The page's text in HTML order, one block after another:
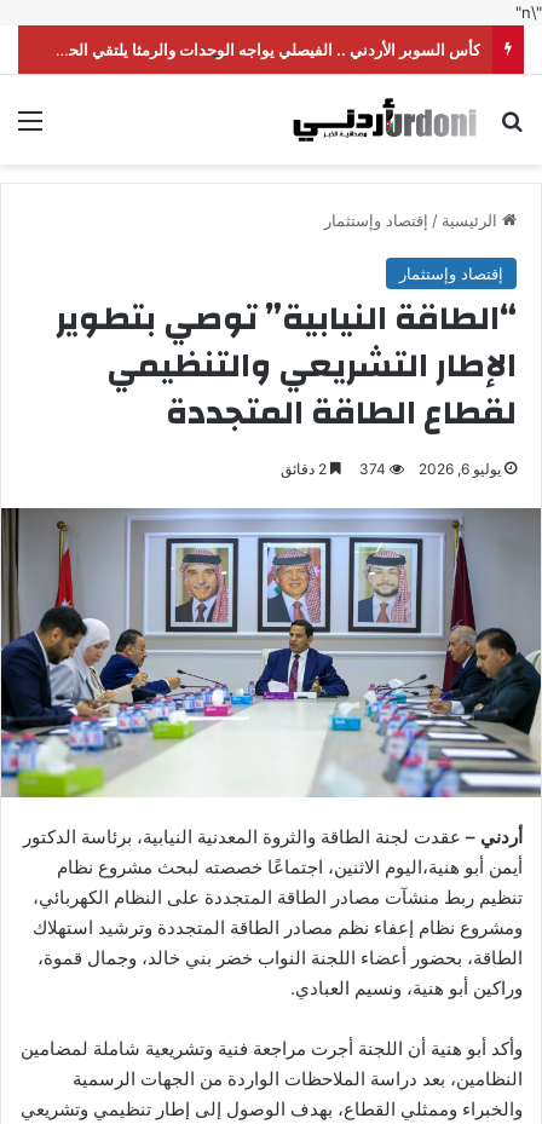
"\n"
كأس السوبر الأردني .. الفيصلي يواجه الوحدات والرمثا يلتقي الحسين
بحث عن
الرئيسية / إقتصاد وإستثمار
إقتصاد وإستثمار
“الطاقة النيابية” توصي بتطوير
الإطار التشريعي والتنظيمي
لقطاع الطاقة المتجددة
يوليو 6, 2026 374
أردني – عقدت لجنة الطاقة والثروة المعدنية النيابية، برئاسة الدكتور
أيمن أبو هنية،اليوم الاثنين، اجتماعًا خصصته لبحث مشروع نظام
تنظيم ربط منشآت مصادر الطاقة المتجددة على النظام الكهربائي،
ومشروع نظام إعفاء نظم مصادر الطاقة المتجددة وترشيد استهلاك
الطاقة، بحضور أعضاء اللجنة النواب خضر بني خالد، وجمال قموة،
وراكين أبو هنية، ونسيم العبادي.
وأكد أبو هنية أن اللجنة أجرت مراجعة فنية وتشريعية شاملة لمضامين
النظامين، بعد دراسة الملاحظات الواردة من الجهات الرسمية
والخبراء وممثلي القطاع، بهدف الوصول إلى إطار تنظيمي وتشريعي